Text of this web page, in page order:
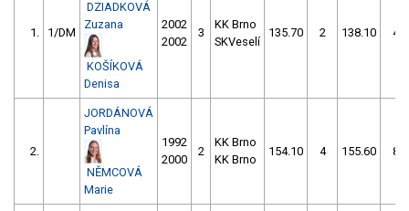
1. 1/DM
DZIADKOVÁ
Zuzana
KOŠÍKOVÁ
Denisa
2002
2002
3
KK Brno
SKVeselí
135.70 2 138.10 4
2.
JORDÁNOVÁ
Pavlína
NĚMCOVÁ
Marie
1992
2000
2
KK Brno
KK Brno
154.10 4 155.60 8